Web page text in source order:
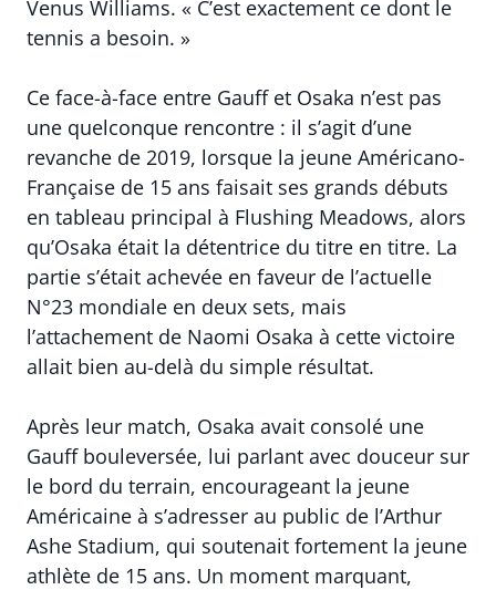
Venus Williams. « C’est exactement ce dont le
tennis a besoin. »
Ce face-à-face entre Gauff et Osaka n’est pas
une quelconque rencontre : il s’agit d’une
revanche de 2019, lorsque la jeune Américano-
Française de 15 ans faisait ses grands débuts
en tableau principal à Flushing Meadows, alors
qu’Osaka était la détentrice du titre en titre. La
partie s’était achevée en faveur de l’actuelle
N°23 mondiale en deux sets, mais
l’attachement de Naomi Osaka à cette victoire
allait bien au-delà du simple résultat.
Après leur match, Osaka avait consolé une
Gauff bouleversée, lui parlant avec douceur sur
le bord du terrain, encourageant la jeune
Américaine à s’adresser au public de l’Arthur
Ashe Stadium, qui soutenait fortement la jeune
athlète de 15 ans. Un moment marquant,